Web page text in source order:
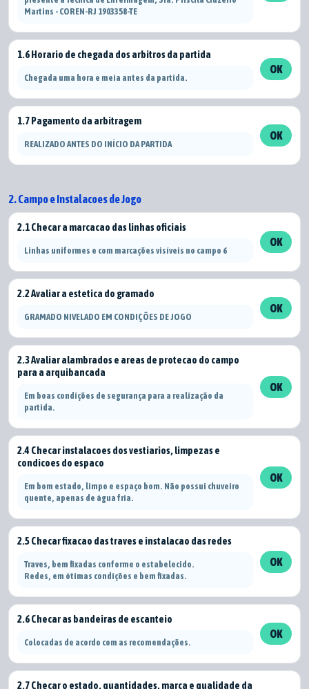
Martins - COREN-RJ 1903358-TE
1.6 Horario de chegada dos arbitros da partida
Chegada uma hora e meia antes da partida.
OK
1.7 Pagamento da arbitragem
REALIZADO ANTES DO INÍCIO DA PARTIDA
OK
2. Campo e Instalacoes de Jogo
2.1 Checar a marcacao das linhas oficiais
Linhas uniformes e com marcações visíveis no campo 6
OK
2.2 Avaliar a estetica do gramado
GRAMADO NIVELADO EM CONDIÇÕES DE JOGO
OK
2.3 Avaliar alambrados e areas de protecao do campo
para a arquibancada
Em boas condições de segurança para a realização da
partida.
OK
2.4 Checar instalacoes dos vestiarios, limpezas e
condicoes do espaco
Em bom estado, limpo e espaço bom. Não possui chuveiro
quente, apenas de água fria.
OK
2.5 Checar fixacao das traves e instalacao das redes
Traves, bem fixadas conforme o estabelecido.
Redes, em ótimas condições e bem fixadas.
OK
2.6 Checar as bandeiras de escanteio
Colocadas de acordo com as recomendações.
OK
2.7 Checar o estado, quantidades, marca e qualidade da